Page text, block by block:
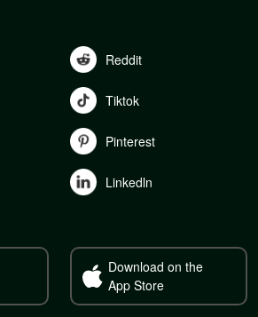
Reddit
Tiktok
Pinterest
Linkedln
Download on the
App Store